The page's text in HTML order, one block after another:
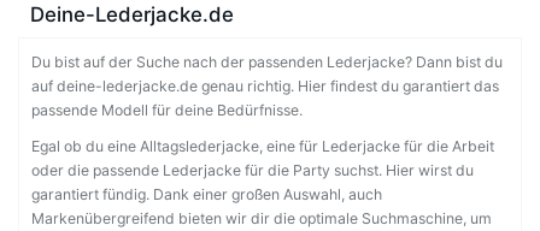
Deine-Lederjacke.de
Du bist auf der Suche nach der passenden Lederjacke? Dann bist du
auf deine-lederjacke.de genau richtig. Hier findest du garantiert das
passende Modell für deine Bedürfnisse.
Egal ob du eine Alltagslederjacke, eine für Lederjacke für die Arbeit
oder die passende Lederjacke für die Party suchst. Hier wirst du
garantiert fündig. Dank einer großen Auswahl, auch
Markenübergreifend bieten wir dir die optimale Suchmaschine, um